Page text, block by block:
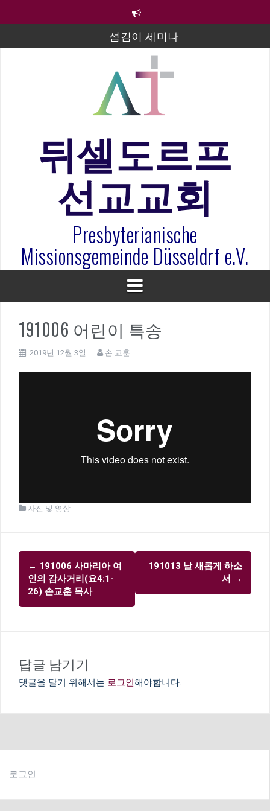
섬김이 세미나
김태희 자매 졸업연주
2023년 어린이 주일 유초등부 발표
라합3 나라 봉헌송
은퇴사-우선화 권사
20260322 주안에 가만히 머물기(요한복음 15:1-17) 손
훈목사
뒤셀도르프
선교교회
Presbyterianische
Missionsgemeinde Düsseldrf e.V.
191006 어린이 특송
2019년 12월 3일 손 교훈
사진 및 영상
글
내
비
게
← 191006 사마리아 여
인의 감사거리(요4:1-
26) 손교훈 목사
191013 날 새롭게 하소
서 →
답글 남기기
댓글을 달기 위해서는 로그인해야합니다.
로그인